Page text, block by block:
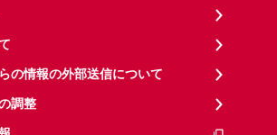
の情報の外部送信について
調整